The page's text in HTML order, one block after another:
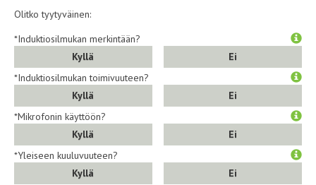
Olitko tyytyväinen:
*Induktiosilmukan merkintään?
Kyllä
Ei
*Induktiosilmukan toimivuuteen?
Kyllä
Ei
*Mikrofonin käyttöön?
Kyllä
Ei
*Yleiseen kuuluvuuteen?
Kyllä
Ei